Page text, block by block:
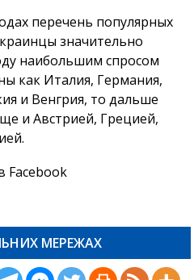
перечень популярных
значительно
наибольшим спросом
как Италия, Германия,
и Венгрия, то дальше
и Австрией, Грецией,
МЕРЕЖАХ